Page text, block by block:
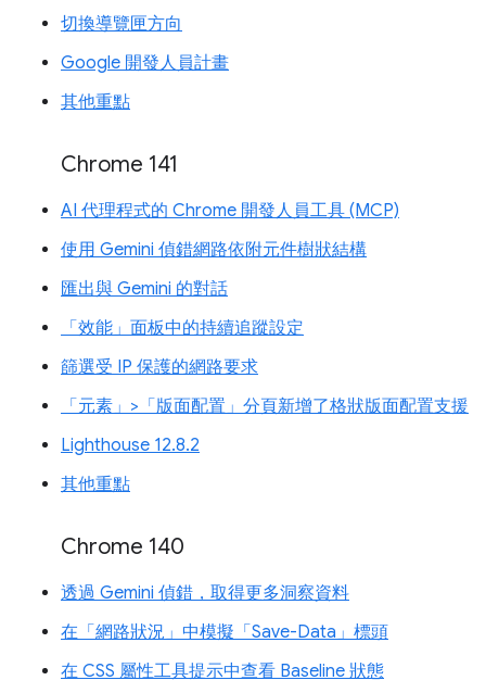
切換導覽匣方向
Google 開發人員計畫
其他重點
Chrome 141
AI 代理程式的 Chrome 開發人員工具 (MCP)
使用 Gemini 偵錯網路依附元件樹狀結構
匯出與 Gemini 的對話
「效能」面板中的持續追蹤設定
篩選受 IP 保護的網路要求
「元素」>「版面配置」分頁新增了格狀版面配置支援
Lighthouse 12.8.2
其他重點
Chrome 140
透過 Gemini 偵錯，取得更多洞察資料
在「網路狀況」中模擬「Save-Data」標頭
在 CSS 屬性工具提示中查看 Baseline 狀態